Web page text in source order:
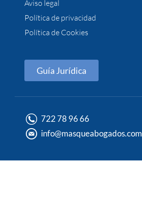
Aviso legal
Política de privacidad
Política de Cookies
Guía Jurídica
722 78 96 66
info@masqueabogados.com